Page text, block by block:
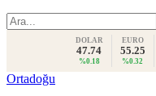
DOLAR
47.74
%0.18
EURO
55.25
%0.32
Ortadoğu